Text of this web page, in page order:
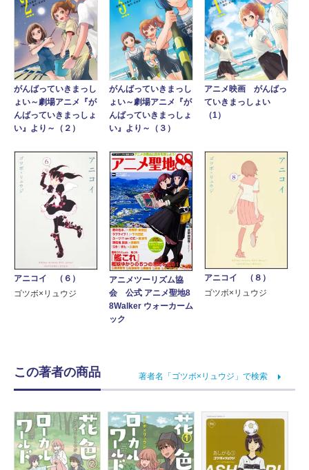
がんばっていきまっし
ょい～劇場アニメ『が
んばっていきまっしょ
い』より～（２）
がんばっていきまっし
ょい～劇場アニメ『が
んばっていきまっしょ
い』より～（３）
アニメ映画 がんばっ
ていきまっしょい
（1）
アニコイ （６）
ゴツボ×リュウジ
アニメツーリズム協
会 公式 アニメ聖地8
8Walker ウォーカーム
ック
アニコイ （８）
ゴツボ×リュウジ
この著者の商品 著者名「ゴツボ×リュウジ」で検索